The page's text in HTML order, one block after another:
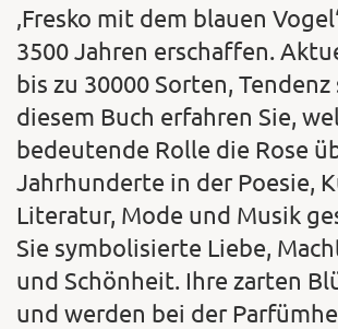
‚Fresko mit dem blauen
3500 Jahren erschaffen.
bis zu 30000 Sorten,
diesem Buch erfahren Sie,
bedeutende Rolle die Rose
Jahrhunderte in der Poesie,
Literatur, Mode und Musik
Sie symbolisierte Liebe,
und Schönheit. Ihre zarten
und werden bei der